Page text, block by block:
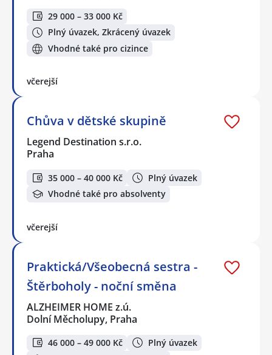
29 000 – 33 000 Kč
Plný úvazek, Zkrácený úvazek
Vhodné také pro cizince
včerejší
Chůva v dětské skupině
Legend Destination s.r.o.
Praha
35 000 – 40 000 Kč
Plný úvazek
Vhodné také pro absolventy
včerejší
Praktická/Všeobecná sestra -
Štěrboholy - noční směna
ALZHEIMER HOME z.ú.
Dolní Měcholupy, Praha
46 000 – 49 000 Kč
Plný úvazek